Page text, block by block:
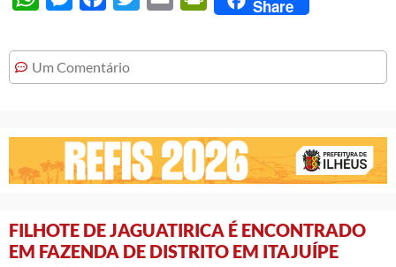
Share
Um Comentário
FILHOTE DE JAGUATIRICA É ENCONTRADO
EM FAZENDA DE DISTRITO EM ITAJUÍPE